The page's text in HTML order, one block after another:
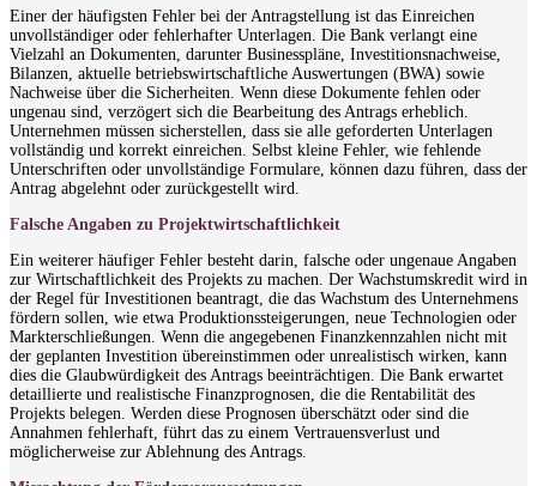
Einer der häufigsten Fehler bei der Antragstellung ist das Einreichen
unvollständiger oder fehlerhafter Unterlagen. Die Bank verlangt eine
Vielzahl an Dokumenten, darunter Businesspläne, Investitionsnachweise,
Bilanzen, aktuelle betriebswirtschaftliche Auswertungen (BWA) sowie
Nachweise über die Sicherheiten. Wenn diese Dokumente fehlen oder
ungenau sind, verzögert sich die Bearbeitung des Antrags erheblich.
Unternehmen müssen sicherstellen, dass sie alle geforderten Unterlagen
vollständig und korrekt einreichen. Selbst kleine Fehler, wie fehlende
Unterschriften oder unvollständige Formulare, können dazu führen, dass der
Antrag abgelehnt oder zurückgestellt wird.
Falsche Angaben zu Projektwirtschaftlichkeit
Ein weiterer häufiger Fehler besteht darin, falsche oder ungenaue Angaben
zur Wirtschaftlichkeit des Projekts zu machen. Der Wachstumskredit wird in
der Regel für Investitionen beantragt, die das Wachstum des Unternehmens
fördern sollen, wie etwa Produktionssteigerungen, neue Technologien oder
Markterschließungen. Wenn die angegebenen Finanzkennzahlen nicht mit
der geplanten Investition übereinstimmen oder unrealistisch wirken, kann
dies die Glaubwürdigkeit des Antrags beeinträchtigen. Die Bank erwartet
detaillierte und realistische Finanzprognosen, die die Rentabilität des
Projekts belegen. Werden diese Prognosen überschätzt oder sind die
Annahmen fehlerhaft, führt das zu einem Vertrauensverlust und
möglicherweise zur Ablehnung des Antrags.